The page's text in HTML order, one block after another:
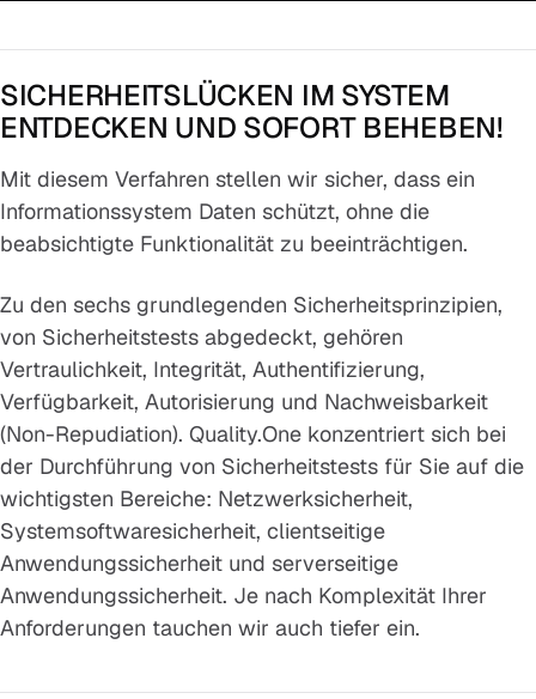
SICHERHEITSLÜCKEN IM SYSTEM
ENTDECKEN UND SOFORT BEHEBEN!
Mit diesem Verfahren stellen wir sicher, dass ein
Informationssystem Daten schützt, ohne die
beabsichtigte Funktionalität zu beeinträchtigen.
Zu den sechs grundlegenden Sicherheitsprinzipien,
von Sicherheitstests abgedeckt, gehören
Vertraulichkeit, Integrität, Authentifizierung,
Verfügbarkeit, Autorisierung und Nachweisbarkeit
(Non-Repudiation). Quality.One konzentriert sich bei
der Durchführung von Sicherheitstests für Sie auf die
wichtigsten Bereiche: Netzwerksicherheit,
Systemsoftwaresicherheit, clientseitige
Anwendungssicherheit und serverseitige
Anwendungssicherheit. Je nach Komplexität Ihrer
Anforderungen tauchen wir auch tiefer ein.